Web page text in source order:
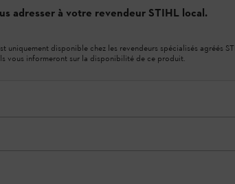
adresser à votre revendeur STIHL local.
uniquement disponible chez les revendeurs spécialisés agréés
vous informeront sur la disponibilité de ce produit.